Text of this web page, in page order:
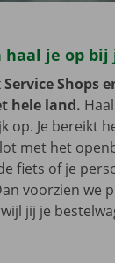
haal je op
Shops
hele land.
op. Je bereikt
met het
fiets of je
voorzien we
jij je